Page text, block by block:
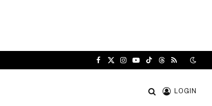
Facebook
X
Instagram
YouTube
TikTokThreads
RSS
LOGIN